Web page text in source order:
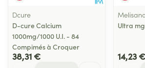
Dcure
D-cure Calcium
1000mg/1000 U.I. - 84
Compimés à Croquer
38,31 €
Ultra
14,23 €